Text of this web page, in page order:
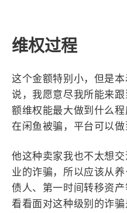
维权过程
这个金额特别小，但是
说，我愿意尽我所能来
额维权能最大做到什么
在闲鱼被骗，平台可以做
他这种卖家我也不太想
业的诈骗，所以应该从
债人、第一时间转移资
看看面对这种级别的诈